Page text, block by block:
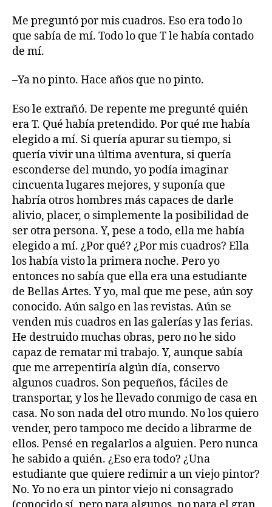
Me preguntó por mis cuadros. Eso era todo lo
que sabía de mí. Todo lo que T le había contado
de mí.
–Ya no pinto. Hace años que no pinto.
Eso le extrañó. De repente me pregunté quién
era T. Qué había pretendido. Por qué me había
elegido a mí. Si quería apurar su tiempo, si
quería vivir una última aventura, si quería
esconderse del mundo, yo podía imaginar
cincuenta lugares mejores, y suponía que
habría otros hombres más capaces de darle
alivio, placer, o simplemente la posibilidad de
ser otra persona. Y, pese a todo, ella me había
elegido a mí. ¿Por qué? ¿Por mis cuadros? Ella
los había visto la primera noche. Pero yo
entonces no sabía que ella era una estudiante
de Bellas Artes. Y yo, mal que me pese, aún soy
conocido. Aún salgo en las revistas. Aún se
venden mis cuadros en las galerías y las ferias.
He destruido muchas obras, pero no he sido
capaz de rematar mi trabajo. Y, aunque sabía
que me arrepentiría algún día, conservo
algunos cuadros. Son pequeños, fáciles de
transportar, y los he llevado conmigo de casa en
casa. No son nada del otro mundo. No los quiero
vender, pero tampoco me decido a librarme de
ellos. Pensé en regalarlos a alguien. Pero nunca
he sabido a quién. ¿Eso era todo? ¿Una
estudiante que quiere redimir a un viejo pintor?
No. Yo no era un pintor viejo ni consagrado